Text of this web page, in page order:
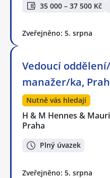
35 000 – 37 500 Kč
Zveřejněno: 5. srpna
Vedoucí
manažer/ka,
Nutně vás hledají
H & M Hennes &
Praha
Plný úvazek
Zveřejněno: 5. srpna